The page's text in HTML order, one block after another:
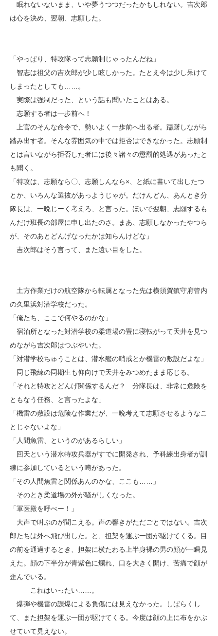
眠れないないまま、いや夢うつつだったかもしれない。吉次郎
は心を決め、翌朝、志願した。
「やっぱり、特攻隊って志願制じゃったんだね」
智志は祖父の吉次郎が少し眩しかった。たとえ今は少し呆けて
しまったとしても……。
実際は強制だった、という話も聞いたことはある。
志願する者は一歩前へ！
上官のそんな命令で、勢いよく一歩前へ出る者。躊躇しながら
踏み出す者。そんな雰囲気の中では拒否はできなかった。志願制
とは言いながら拒否した者には後々諸々の懲罰的処遇があったと
も聞く。
「特攻は、志願なら〇、志願しんなら×、と紙に書いて出したつ
とか、いろんな選抜があっようじゃが。だけんどん、あんとき分
隊長は、一晩じーく考えろ、と言った。ほいで翌朝、志願するも
んだけ班長の部屋に申し出たのさ。まあ、志願しなかったやつら
が、そのあとどんげなったかは知らんけどな」
吉次郎はそう言って、また遠い目をした。
土方作業だけの航空隊から転属となった先は横須賀鎮守府管内
の久里浜対潜学校だった。
「俺たち、ここで何やるのかな」
宿泊所となった対潜学校の柔道場の畳に寝転がって天井を見つ
めながら吉次郎はつぶやいた。
「対潜学校ちゅうことは、潜水艦の哨戒とか機雷の敷設だよな」
同じ飛練の同期生も仰向けで天井をみつめたまま応じる。
「それと特攻とどんげ関係するんだ？ 分隊長は、非常に危険を
ともなう任務、と言ったよな」
「機雷の敷設は危険な作業だが、一晩考えて志願させるようなこ
とじゃないよな」
「人間魚雷、というのがあるらしい」
回天という潜水特攻兵器がすでに開発され、予科練出身者が訓
練に参加しているという噂があった。
「その人間魚雷と関係あんのかな、ここも……」
そのとき柔道場の外が騒がしくなった。
「軍医殿を呼べー！」
大声で叫ぶのが聞こえる。声の響きがただごとではない。吉次
郎たちは外へ飛び出した。と、担架を運ぶ一団が駆けてくる。目
の前を通過するとき、担架に横たわる上半身裸の男の顔が一瞬見
えた。顔の下半分が青紫色に爛れ、口を大きく開け、苦痛で顔が
歪んでいる。
――これはいったい……。
爆弾や機雷の誤爆による負傷には見えなかった。しばらくし
て、また担架を運ぶ一団が駆けてくる。今度は顔の上に布をかぶ
せていて見えない。